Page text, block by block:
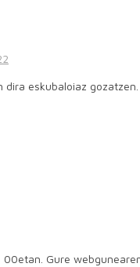
eskubaloiaz gozatzen.
Gure